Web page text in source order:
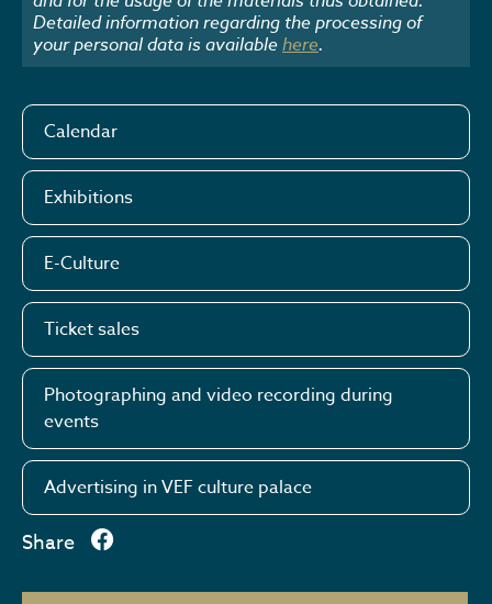
Detailed information regarding the processing of
your personal data is availablehere.
Calendar
Exhibitions
E-Culture
Ticket sales
Photographing and video recording during
events
Advertising in VEF culture palace
Share